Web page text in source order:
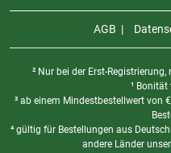
AGB
² Nur bei der Erst-
¹ Bonität
³ ab einem Mindestbestellwert von €
⁴ gültig für Bestellungen aus
andere Länder